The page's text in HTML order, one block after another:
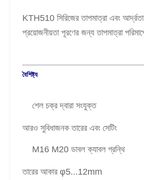
KTH510 সিরিজের তাপমাত্রা এবং
প্রয়োজনীয়তা পূরণের জন্য তাপমাত্রা
বৈশিষ্ট্য
শেল চক্র দ্বারা সংযুক্ত
আরও সুবিধাজনক তারের এবং সেটিং
M16 M20 ডাবল ক্যাবল গ্রন্থি
তারের আকার φ5...12mm